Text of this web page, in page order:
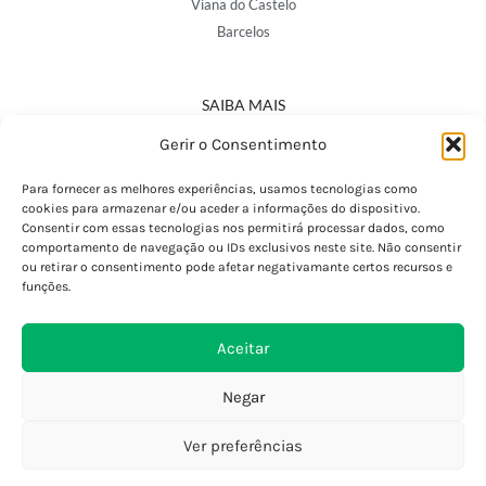
Gerir o Consentimento
Para fornecer as melhores experiências, usamos tecnologias como
cookies para armazenar e/ou aceder a informações do dispositivo.
Consentir com essas tecnologias nos permitirá processar dados, como
comportamento de navegação ou IDs exclusivos neste site. Não consentir
ou retirar o consentimento pode afetar negativamante certos recursos e
funções.
Aceitar
Negar
Ver preferências
Viana do Castelo
Barcelos
SAIBA MAIS
Política de Privacidade
Termos e Condições
Perguntas Frequentes
Custos de Envio
Encomendas Internacionais
Devoluções e Trocas